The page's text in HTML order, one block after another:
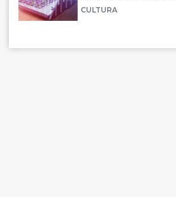
CULTURA